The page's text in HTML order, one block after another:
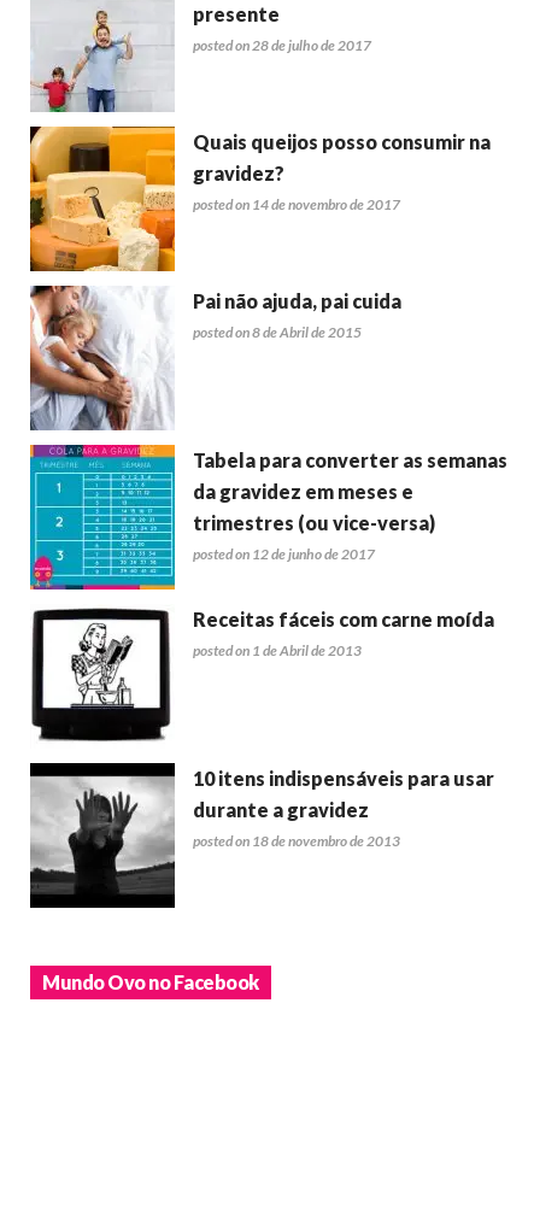
presente
posted on 28 de julho de 2017
Quais queijos posso consumir na
gravidez?
posted on 14 de novembro de 2017
Pai não ajuda, pai cuida
posted on 8 de Abril de 2015
Tabela para converter as semanas
da gravidez em meses e
trimestres (ou vice-versa)
posted on 12 de junho de 2017
Receitas fáceis com carne moída
posted on 1 de Abril de 2013
10 itens indispensáveis para usar
durante a gravidez
posted on 18 de novembro de 2013
Mundo Ovo no Facebook